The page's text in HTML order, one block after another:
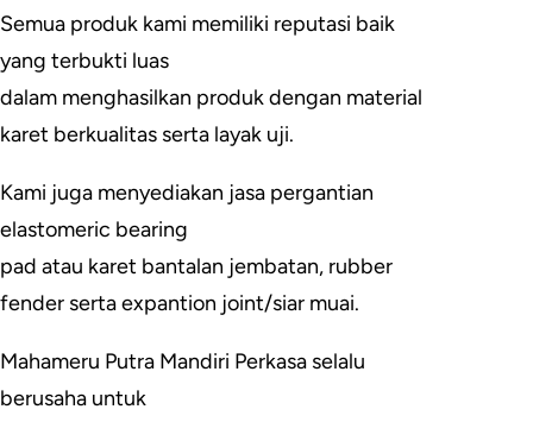
Semua produk kami memiliki reputasi baik
yang terbukti luas
dalam menghasilkan produk dengan material
karet berkualitas serta layak uji.
Kami juga menyediakan jasa pergantian
elastomeric bearing
pad atau karet bantalan jembatan, rubber
fender serta expantion joint/siar muai.
Mahameru Putra Mandiri Perkasa selalu
berusaha untuk